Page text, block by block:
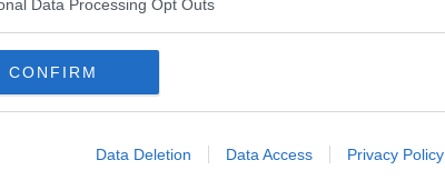
Data Processing Opt Outs
CONFIRM
Data Deletion Data Access Privacy Policy
di
ITALIA
centro commerciale nel